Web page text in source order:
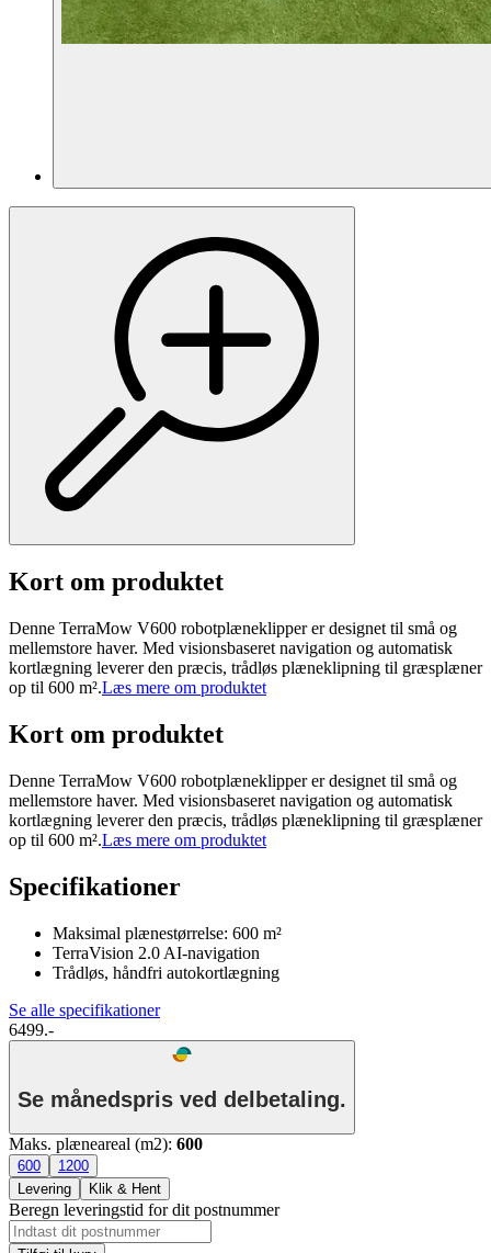
Kort om produktet
Denne TerraMow V600 robotplæneklipper er designet til små og
mellemstore haver. Med visionsbaseret navigation og automatisk
kortlægning leverer den præcis, trådløs plæneklipning til græsplæner
op til 600 m².Læs mere om produktet
Kort om produktet
Denne TerraMow V600 robotplæneklipper er designet til små og
mellemstore haver. Med visionsbaseret navigation og automatisk
kortlægning leverer den præcis, trådløs plæneklipning til græsplæner
op til 600 m².Læs mere om produktet
Specifikationer
Maksimal plænestørrelse: 600 m²
TerraVision 2.0 AI-navigation
Trådløs, håndfri autokortlægning
Se alle specifikationer
6499.-
Se månedspris ved delbetaling.
Maks. plæneareal (m2): 600
600
1200
Levering
Klik & Hent
Beregn leveringstid for dit postnummer